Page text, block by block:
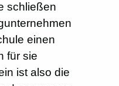
schließen
einen
für sie
ist also die